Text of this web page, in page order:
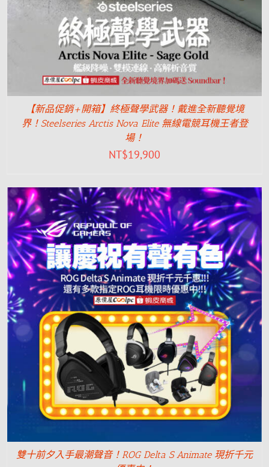
【新品促銷+開箱】終極聲學武器！戴進全新聽覺境
界！Steelseries Arctis Nova Elite 無線電競耳機王者登
場！
NT$19,900
雙十前夕入手最潮聲音！ROG Delta S Animate 現折千元